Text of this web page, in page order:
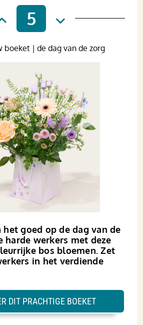
5
het goed op de dag van de
harde werkers met deze
bos bloemen. Zet
in het verdiende
boeket | de dag van de zorg
DIT PRACHTIGE BOEKET